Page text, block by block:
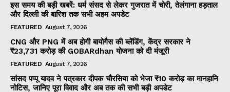
इस समय की बड़ी खबरें: धर्म संसद से लेकर गुजरात में चोरी, तेलंगाना हड़ताल
और दिल्ली की बारिश तक सभी अहम अपडेट
FEATURED August 7, 2026
CNG और PNG में अब होगी बायोगैस की ब्लेंडिंग, केंद्र सरकार ने
₹23,731 करोड़ की GOBARdhan योजना को दी मंजूरी
FEATURED August 7, 2026
सांसद पप्पू यादव ने पत्रकार दीपक चौरसिया को भेजा ₹10 करोड़ का मानहानि
नोटिस, जानिए पूरा विवाद और अब तक की सभी बड़ी अपडेट